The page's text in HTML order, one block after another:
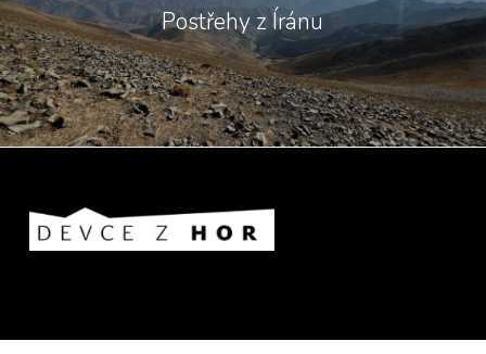
Postřehy z Íránu